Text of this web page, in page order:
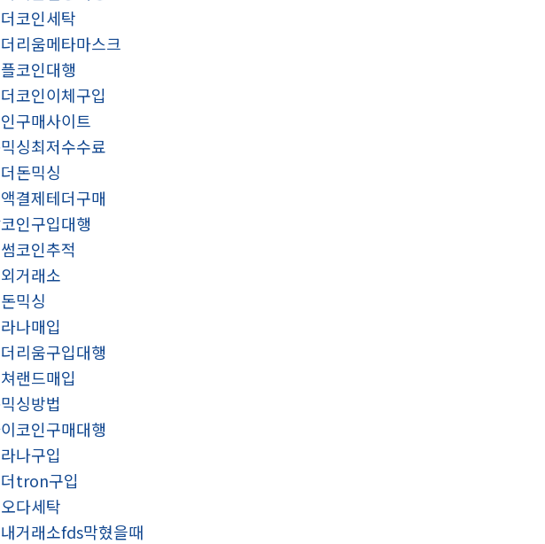
코인세탁
리움메타마스크
코인대행
코인이체구입
구매사이트
싱최저수수료
돈믹싱
결제테더구매
인구입대행
코인추적
거래소
믹싱
나매입
리움구입대행
랜드매입
싱방법
코인구매대행
나구입
tron구입
다세탁
거래소fds막혔을때